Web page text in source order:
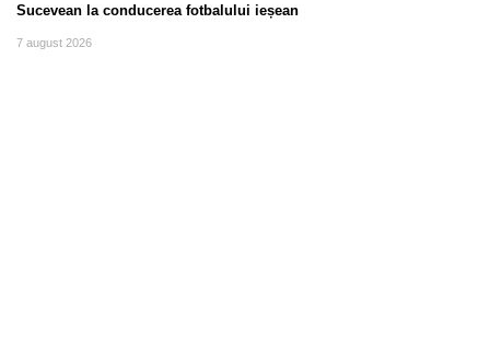
Sucevean la conducerea fotbalului ieșean
7 august 2026